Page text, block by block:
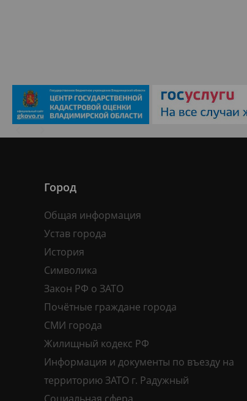
Город
Общая информация
Устав города
История
Символика
Закон РФ о ЗАТО
Почётные граждане города
СМИ города
Жилищный кодекс РФ
Информация и документы по въезду на
территорию ЗАТО г. Радужный